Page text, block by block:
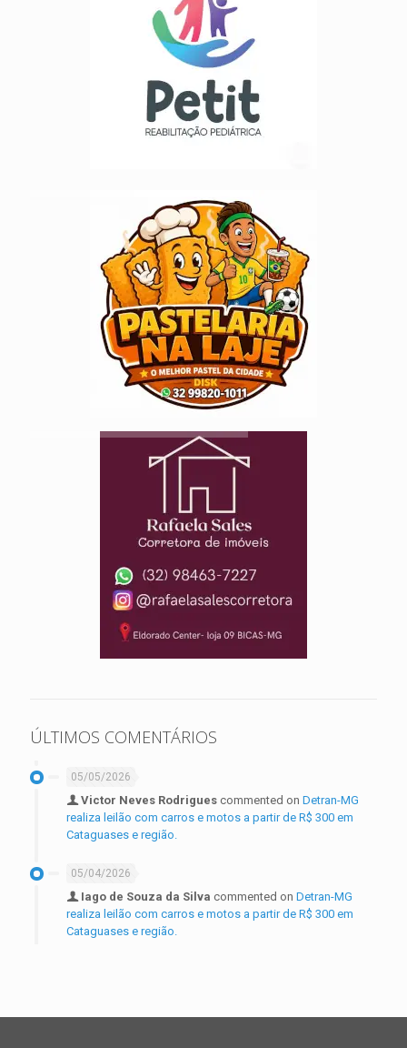
ÚLTIMOS COMENTÁRIOS
05/05/2026
Victor Neves Rodrigues commented on Detran-MG
realiza leilão com carros e motos a partir de R$ 300 em
Cataguases e região.
05/04/2026
Iago de Souza da Silva commented on Detran-MG
realiza leilão com carros e motos a partir de R$ 300 em
Cataguases e região.